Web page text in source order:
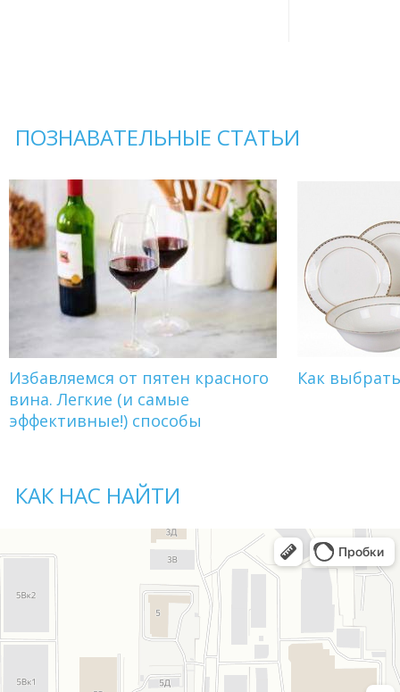
ПОЗНАВАТЕЛЬНЫЕ СТАТЬИ
Избавляемся от пятен красного
вина. Легкие (и самые
эффективные!) способы
Как
КАК НАС НАЙТИ